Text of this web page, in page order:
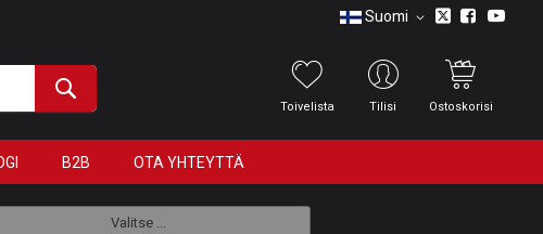
Suomi
Toivelista Tilisi Ostoskorisi
B2B OTA YHTEYTTÄ
Valitse ...